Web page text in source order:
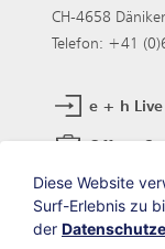
CH-4658
Telefon: +41
e + h Live
Offene
Sie finden uns
Diese Website
Surf-Erlebnis zu
der